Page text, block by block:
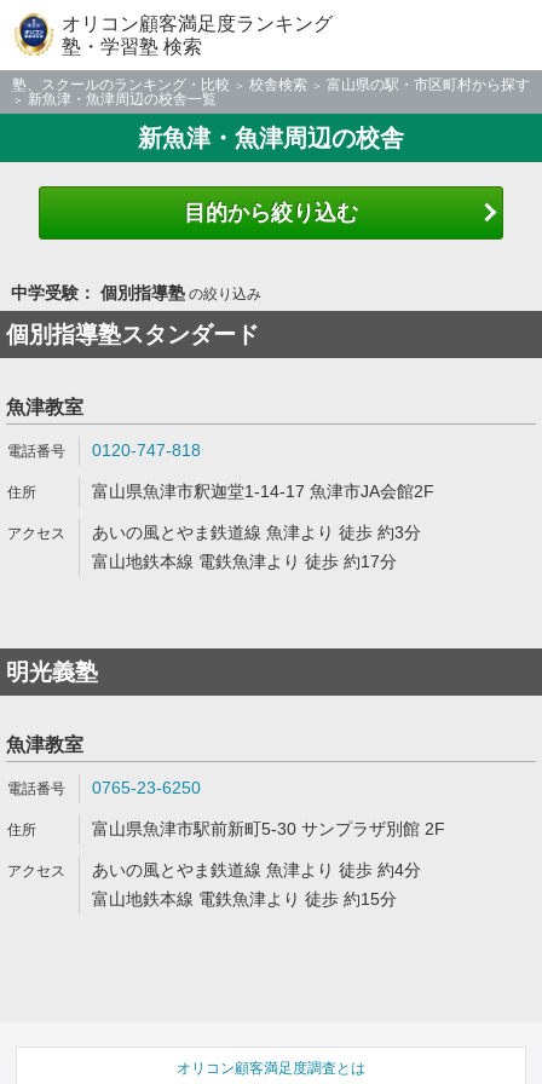
オリコン顧客満足度ランキング
塾・学習塾 検索
塾、スクールのランキング・比較 校舎検索
富山県の駅・市区町村から探す
新魚津・魚津周辺の校舎一覧
新魚津・魚津周辺の校舎
目的から絞り込む
中学受験： 個別指導塾の絞り込み
個別指導塾スタンダード
魚津教室
0120-747-818
富山県魚津市釈迦堂1-14-17 魚津市JA会館2F
あいの風とやま鉄道線 魚津より 徒歩 約3分
富山地鉄本線 電鉄魚津より 徒歩 約17分
明光義塾
魚津教室
0765-23-6250
富山県魚津市駅前新町5-30 サンプラザ別館 2F
あいの風とやま鉄道線 魚津より 徒歩 約4分
富山地鉄本線 電鉄魚津より 徒歩 約15分
オリコン顧客満足度調査とは